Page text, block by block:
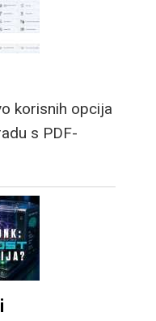
korisnih opcija
s PDF-